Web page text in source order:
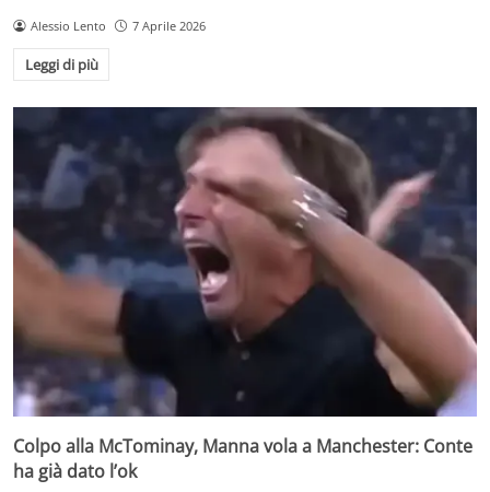
Alessio Lento 7 Aprile 2026
Leggi di più
Colpo alla McTominay, Manna vola a Manchester: Conte
ha già dato l’ok